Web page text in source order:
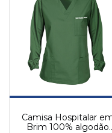
Camisa Hospitalar
Brim 100% algodão